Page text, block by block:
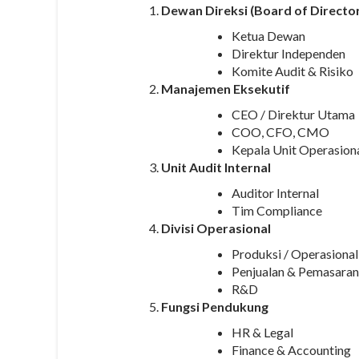
Dewan Direksi (Board of
Ketua Dewan
Direktur Independen
Komite Audit & Risiko
Manajemen Eksekutif
CEO / Direktur Utama
COO, CFO, CMO
Kepala Unit
Unit Audit Internal
Auditor Internal
Tim Compliance
Divisi Operasional
Produksi / Operasional
Penjualan & Pemasaran
R&D
Fungsi Pendukung
HR & Legal
Finance & Accounting